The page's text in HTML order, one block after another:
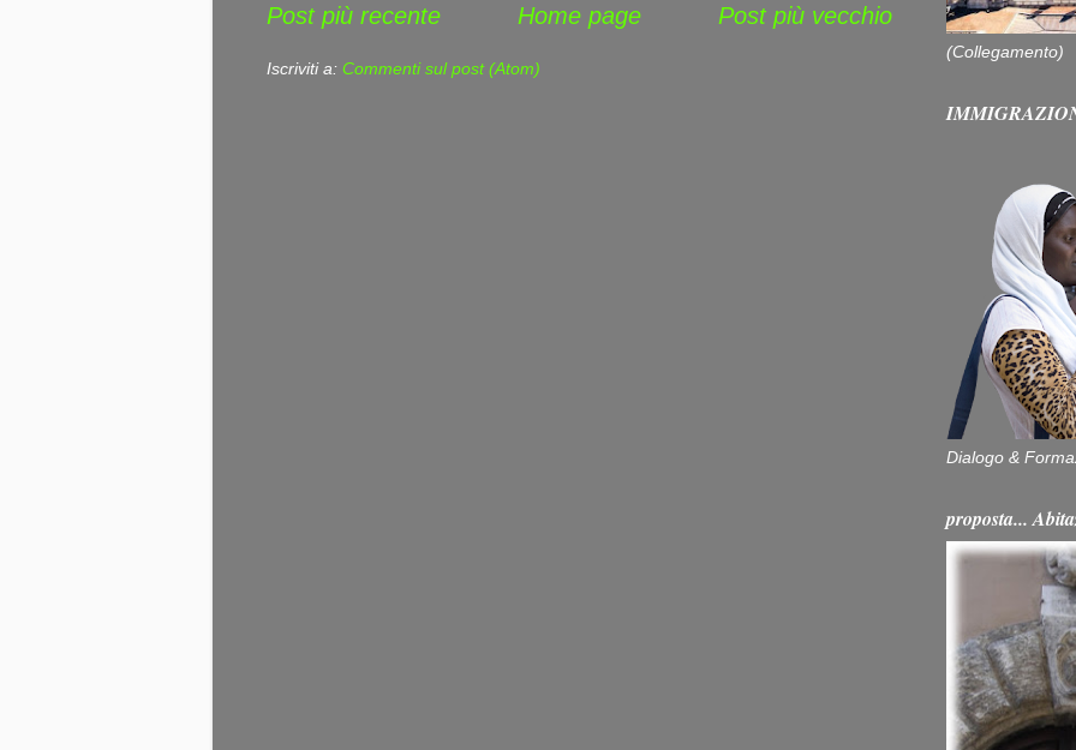
Post più recente Post più vecchio
Home page
Iscriviti a: Commenti sul post (Atom)
(Collegamento)
Dialogo &
proposta...